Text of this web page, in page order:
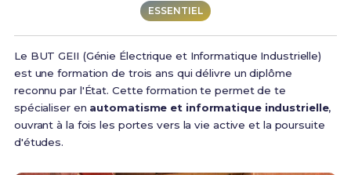
ESSENTIEL
Le BUT GEII (Génie Électrique et Informatique Industrielle)
est une formation de trois ans qui délivre un diplôme
reconnu par l'État. Cette formation te permet de te
spécialiser en automatisme et informatique industrielle,
ouvrant à la fois les portes vers la vie active et la poursuite
d'études.